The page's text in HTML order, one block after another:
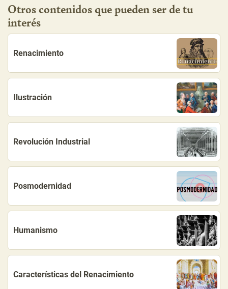
Otros contenidos que pueden ser de tu
interés
Renacimiento
Ilustración
Revolución Industrial
Posmodernidad
Humanismo
Características del Renacimiento